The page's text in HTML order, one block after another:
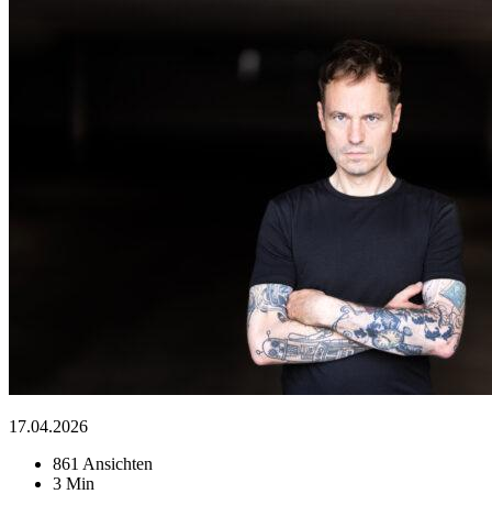
17.04.2026
861 Ansichten
3 Min